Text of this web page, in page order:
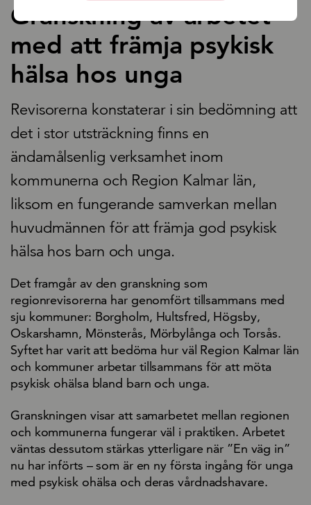
Granskning av arbetet
med att främja psykisk
hälsa hos unga
Revisorerna konstaterar i sin bedömning att
det i stor utsträckning finns en
ändamålsenlig verksamhet inom
kommunerna och Region Kalmar län,
liksom en fungerande samverkan mellan
huvudmännen för att främja god psykisk
hälsa hos barn och unga.
Det framgår av den granskning som
regionrevisorerna har genomfört tillsammans med
sju kommuner: Borgholm, Hultsfred, Högsby,
Oskarshamn, Mönsterås, Mörbylånga och Torsås.
Syftet har varit att bedöma hur väl Region Kalmar län
och kommuner arbetar tillsammans för att möta
psykisk ohälsa bland barn och unga.
Granskningen visar att samarbetet mellan regionen
och kommunerna fungerar väl i praktiken. Arbetet
väntas dessutom stärkas ytterligare när ”En väg in”
nu har införts – som är en ny första ingång för unga
med psykisk ohälsa och deras vårdnadshavare.